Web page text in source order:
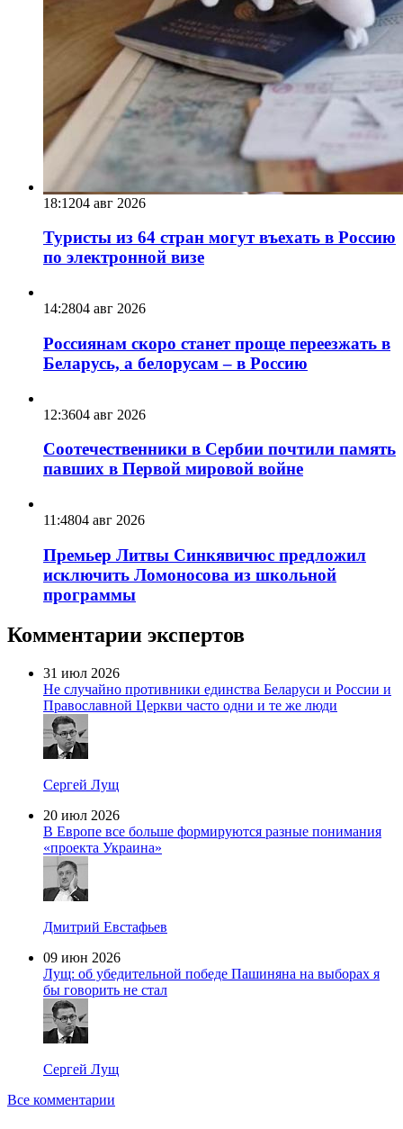
18:1204 авг 2026
Туристы из 64 стран могут въехать в Россию
по электронной визе
14:2804 авг 2026
Россиянам скоро станет проще переезжать в
Беларусь, а белорусам – в Россию
12:3604 авг 2026
Соотечественники в Сербии почтили память
павших в Первой мировой войне
11:4804 авг 2026
Премьер Литвы Синкявичюс предложил
исключить Ломоносова из школьной
программы
Комментарии экспертов
31 июл 2026
Не случайно противники единства Беларуси и России и
Православной Церкви часто одни и те же люди
Сергей Лущ
20 июл 2026
В Европе все больше формируются разные понимания
«проекта Украина»
Дмитрий Евстафьев
09 июн 2026
Лущ: об убедительной победе Пашиняна на выборах я
бы говорить не стал
Сергей Лущ
Все комментарии